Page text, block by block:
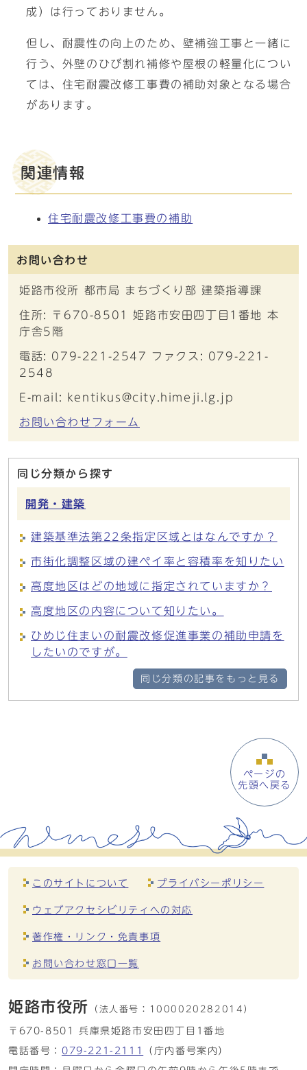
成）は行っておりません。
但し、耐震性の向上のため、壁補強工事と一緒に
行う、外壁のひび割れ補修や屋根の軽量化につい
ては、住宅耐震改修工事費の補助対象となる場合
があります。
関連情報
住宅耐震改修工事費の補助
お問い合わせ
姫路市役所 都市局 まちづくり部 建築指導課
住所: 〒670-8501 姫路市安田四丁目1番地 本
庁舎5階
電話: 079-221-2547 ファクス: 079-221-
2548
E-mail: kentikus@city.himeji.lg.jp
お問い合わせフォーム
同じ分類から探す
開発・建築
建築基準法第22条指定区域とはなんですか？
市街化調整区域の建ペイ率と容積率を知りたい
高度地区はどの地域に指定されていますか？
高度地区の内容について知りたい。
ひめじ住まいの耐震改修促進事業の補助申請を
したいのですが。
同じ分類の記事をもっと見る
ページの
先頭へ戻る
このサイトについて プライバシーポリシー
ウェブアクセシビリティへの対応
著作権・リンク・免責事項
お問い合わせ窓口一覧
姫路市役所 （法人番号： 1000020282014）
〒670-8501 兵庫県姫路市安田四丁目1番地
電話番号： 079-221-2111
（庁内番号案内）